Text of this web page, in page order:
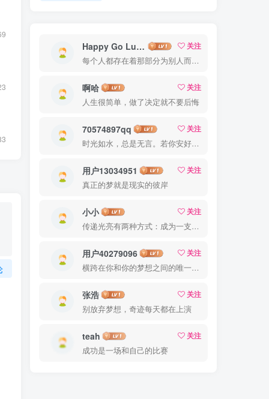
Happy Go Lucky
关注
每个人都存在着那部分为别人而活的自己
啊哈
关注
人生很简单，做了决定就不要后悔
70574897qq
关注
时光如水，总是无言。若你安好，便是晴天
用户13034951
关注
真正的梦就是现实的彼岸
小小
关注
传递光亮有两种方式：成为一支蜡烛或当一面镜子
用户40279096
关注
横跨在你和你的梦想之间的唯一的东西就是奋力拼搏
张浩
关注
别放弃梦想，奇迹每天都在上演
teah
关注
成功是一场和自己的比赛